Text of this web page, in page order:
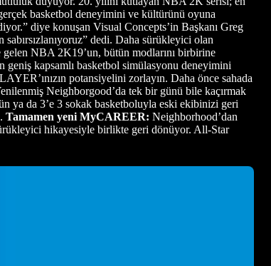
basketbol deneyimini ve kültürünü oyuna
diye konuşan Visual Concepts’in Başkanı Greg
dedi. Daha sürükleyici olan
NBA 2K19’un, bütün modlarını birbirine
kapsamlı basketbol simülasyonu deneyimini
potansiyelini zorlayın. Daha önce sahada
Neighborgood’da tek bir günü bile kaçırmak
ya da 3’e 3 sokak basketboluyla eski ekibinizi geri
Tamamen yeni MyCAREER: Neighborhood’dan
hikayesiyle birlikte geri dönüyor. All-Star